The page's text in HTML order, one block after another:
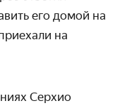
его домой на
на
Серхио